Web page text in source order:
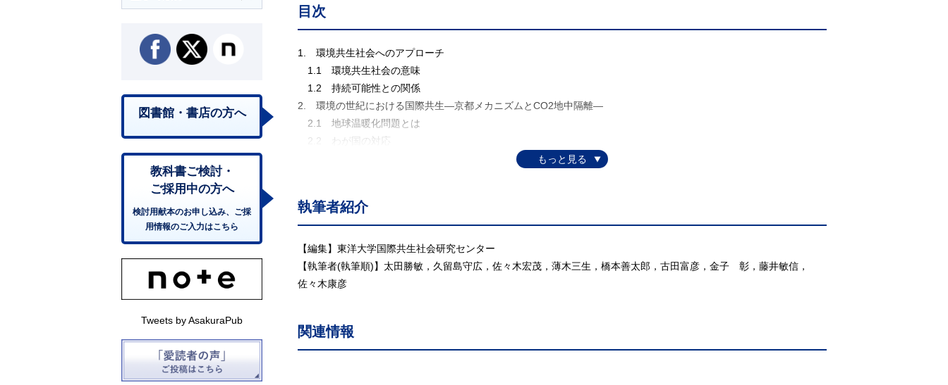
目次
1. 環境共生社会へのアプローチ
1.1 環境共生社会の意味
1.2 持続可能性との関係
2. 環境の世紀における国際共生―京都メカニズムとCO2地中隔離―
2.1 地球温暖化問題とは
2.2 わが国の対応
2.6 新しい技術によるチャレンジ，CO2地中隔離
2.7 地球エコシステムへの産学官連携による取組み
2.8 CO2地中隔離技術の事業化への展望
3. ”持続可能な交通”に向けた政策と戦略
3.1 都市交通分野での基本的課題―車社会の功罪
3.4 道路交通に関わる環境負荷削減策
3.5 交通需要マネジメント施策とその役割
執筆者紹介
【編集】東洋大学国際共生社会研究センター
【執筆者(執筆順)】太田勝敏，久留島守広，佐々木宏茂，薄木三生，橋本善太郎，古田富彦，金子 彰，藤井敏信，
佐々木康彦
関連情報
図書館・書店の方へ
教科書ご検討・
ご採用中の方へ
検討用献本のお申し込み、ご採
用情報のご入力はこちら
Tweets by AsakuraPub